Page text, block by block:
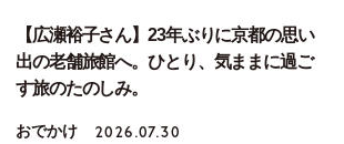
【広瀬裕子さん】23年ぶりに京都の思い
出の老舗旅館へ。ひとり、気ままに過ご
す旅のたのしみ。
おでかけ 2026.07.30